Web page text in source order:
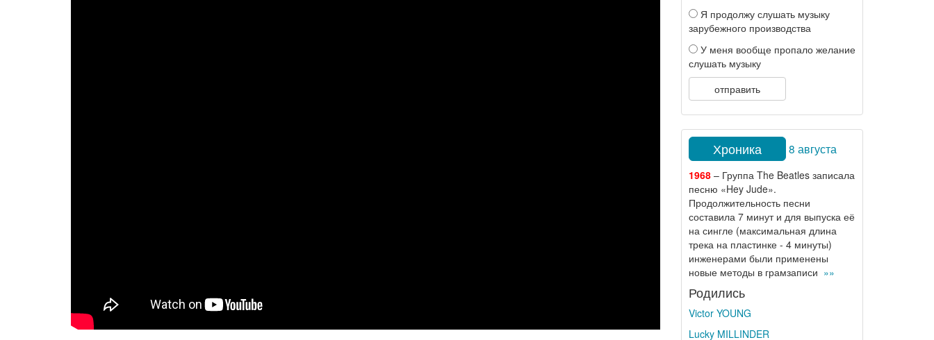
Я продолжу слушать музыку
зарубежного производства
У меня вообще пропало желание
слушать музыку
отправить
Хроника 8 августа
1968– Группа The Beatles записала
песню «Hey Jude».
Продолжительность песни
составила 7 минут и для выпуска её
на сингле (максимальная длина
трека на пластинке - 4 минуты)
инженерами были применены
новые методы в грамзаписи »»
Родились
Victor YOUNG
Lucky MILLINDER